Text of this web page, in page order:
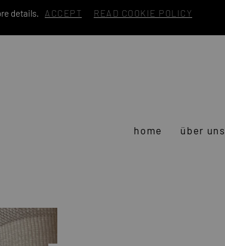
details. ACCEPT READ COOKIE POLICY
home über uns